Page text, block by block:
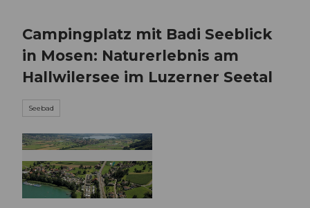
Campingplatz mit Badi Seeblick
in Mosen: Naturerlebnis am
Hallwilersee im Luzerner Seetal
Seebad